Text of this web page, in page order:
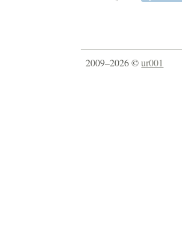
2009–2026 ©ur001